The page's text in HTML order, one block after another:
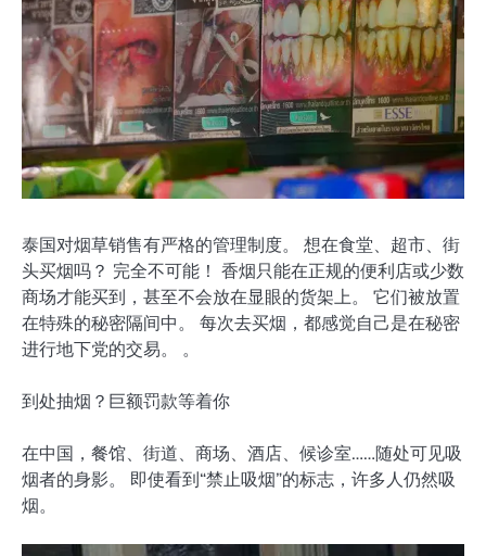
泰国对烟草销售有严格的管理制度。 想在食堂、超市、街
头买烟吗？ 完全不可能！ 香烟只能在正规的便利店或少数
商场才能买到，甚至不会放在显眼的货架上。 它们被放置
在特殊的秘密隔间中。 每次去买烟，都感觉自己是在秘密
进行地下党的交易。 。
到处抽烟？巨额罚款等着你
在中国，餐馆、街道、商场、酒店、候诊室……随处可见吸
烟者的身影。 即使看到“禁止吸烟”的标志，许多人仍然吸
烟。